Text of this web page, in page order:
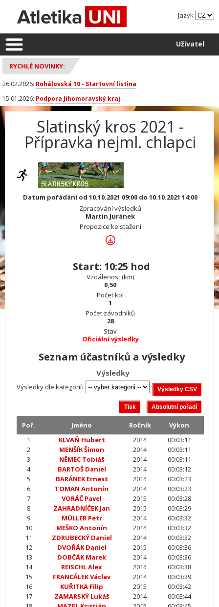
Jazyk
Uživatel
RYCHLÉ NOVINKY:
26.02.2026: Rohálovská 10 - Startovní listina
15.01.2026: Podpora Jihomoravský kraj
Slatinský kros 2021 -
Přípravka nejml. chlapci
Datum pořádání od 10.10.2021 09:00 do 10.10.2021 14:00
Zpracování výsledků
Martin Juránek
Propozice ke stažení
Start: 10:25 hod
Vzdálenost (km)
0,50
Počet kol
1
Počet závodníků
28
Stav
Oficiální výsledky
Seznam účastníků a výsledky
Výsledky
Výsledky dle kategorií:
Poř. Jméno Ročník
Výkon
1
KLVAŇ Hubert 2014
00:03:11
2
MENŠÍK Šimon 2014
00:03:11
3
NĚMEC Tobiáš 2014
00:03:11
4
BARTOŠ Daniel 2014
00:03:12
5
BARÁNEK Ernest 2014
00:03:23
6
TOMAN Antonín 2014
00:03:23
7
VORÁČ Pavel 2015
00:03:28
8
ZAHRADNÍČEK Jan 2015
00:03:29
9
MÜLLER Petr 2014
00:03:32
10
MEŠKO Antonín 2014
00:03:32
11
ZDRUBECKÝ Daniel 2014
00:03:32
12
DVOŘÁK Daniel 2015
00:03:36
13
DOBČÁK Marek 2014
00:03:36
14
REISCHL Alex 2014
00:03:38
15
FRANCÁLEK Václav 2014
00:03:39
16
KUŘITKA Filip 2015
00:03:42
17
ZAMARSKÝ Lukáš 2014
00:03:44